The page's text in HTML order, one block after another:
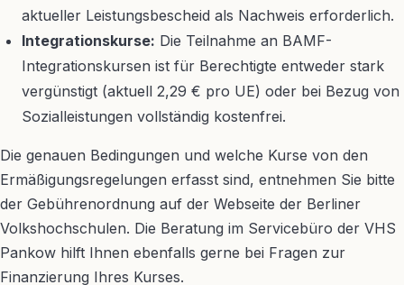
aktueller Leistungsbescheid als Nachweis erforderlich.
Integrationskurse: Die Teilnahme an BAMF-
Integrationskursen ist für Berechtigte entweder stark
vergünstigt (aktuell 2,29 € pro UE) oder bei Bezug von
Sozialleistungen vollständig kostenfrei.
Die genauen Bedingungen und welche Kurse von den
Ermäßigungsregelungen erfasst sind, entnehmen Sie bitte
der Gebührenordnung auf der Webseite der Berliner
Volkshochschulen. Die Beratung im Servicebüro der VHS
Pankow hilft Ihnen ebenfalls gerne bei Fragen zur
Finanzierung Ihres Kurses.